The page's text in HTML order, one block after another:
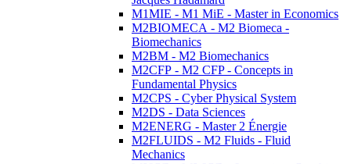
M1MIE - M1 MiE - Master in Economics
M2BIOMECA - M2 Biomeca -
Biomechanics
M2BM - M2 Biomechanics
M2CFP - M2 CFP - Concepts in
Fundamental Physics
M2CPS - Cyber Physical System
M2DS - Data Sciences
M2ENERG - Master 2 Énergie
M2FLUIDS - M2 Fluids - Fluid
Mechanics